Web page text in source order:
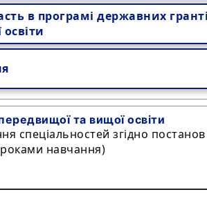
в програмі державних
та вищої освіти
спеціальностей згідно
роками навчання)